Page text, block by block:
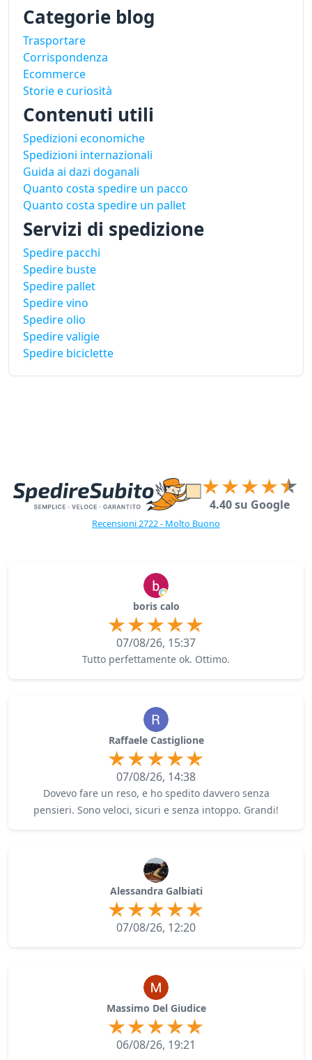
Categorie blog
Trasportare
Corrispondenza
Ecommerce
Storie e curiosità
Contenuti utili
Spedizioni economiche
Spedizioni internazionali
Guida ai dazi doganali
Quanto costa spedire un pacco
Quanto costa spedire un pallet
Servizi di spedizione
Spedire pacchi
Spedire buste
Spedire pallet
Spedire vino
Spedire olio
Spedire valigie
Spedire biciclette
4.40 su Google
Recensioni 2722 - Molto Buono
boris calo
07/08/26, 15:37
Tutto perfettamente ok. Ottimo.
Raffaele Castiglione
07/08/26, 14:38
Dovevo fare un reso, e ho spedito davvero senza
pensieri. Sono veloci, sicuri e senza intoppo. Grandi!
Alessandra Galbiati
07/08/26, 12:20
Massimo Del Giudice
06/08/26, 19:21